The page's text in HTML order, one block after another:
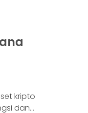
kripto
dan